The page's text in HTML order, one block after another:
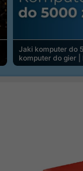
Jaki komputer do
komputer do gier |